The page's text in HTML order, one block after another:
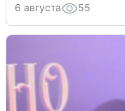
6 августа 55